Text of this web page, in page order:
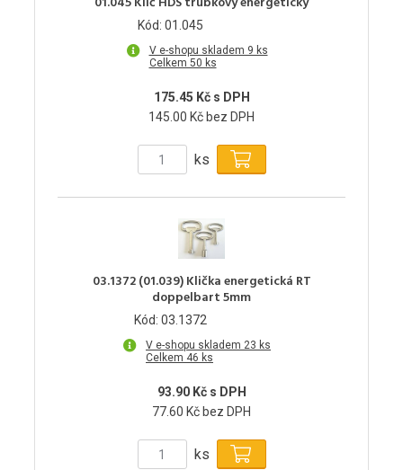
Kód: 01.045
V e-shopu skladem 9 ks
Celkem 50 ks
175.45 Kč s DPH
145.00 Kč bez DPH
ks
03.1372 (01.039) Klička energetická RT
doppelbart 5mm
Kód: 03.1372
V e-shopu skladem 23 ks
Celkem 46 ks
93.90 Kč s DPH
77.60 Kč bez DPH
ks